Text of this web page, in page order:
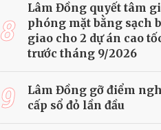
8
Lâm Đồng quyết tâm
phóng mặt bằng sạch
giao cho 2 dự án cao
trước tháng 9/2026
9
Lâm Đồng gỡ điểm
cấp sổ đỏ lần đầu